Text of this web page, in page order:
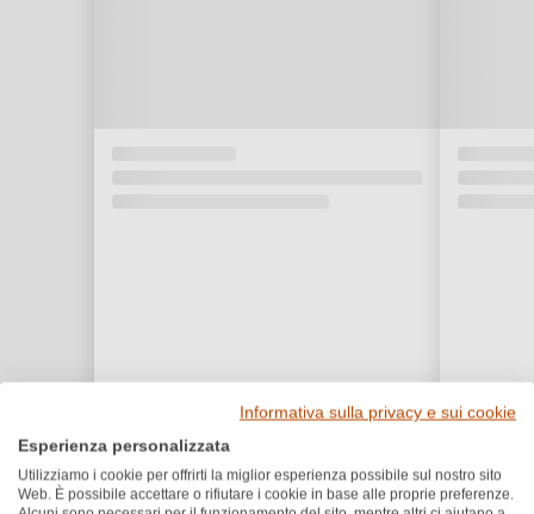
Premi e riconoscimenti
Informativa sulla privacy e sui cookie
Esperienza personalizzata
Utilizziamo i cookie per offrirti la miglior esperienza possibile sul nostro sito
Web. È possibile accettare o rifiutare i cookie in base alle proprie preferenze.